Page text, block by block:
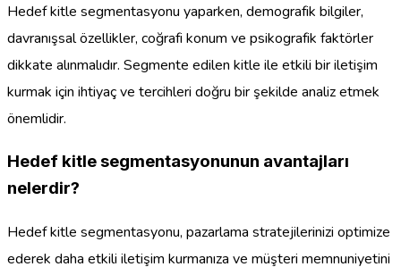
Hedef kitle segmentasyonu yaparken, demografik bilgiler,
davranışsal özellikler, coğrafi konum ve psikografik faktörler
dikkate alınmalıdır. Segmente edilen kitle ile etkili bir iletişim
kurmak için ihtiyaç ve tercihleri doğru bir şekilde analiz etmek
önemlidir.
Hedef kitle segmentasyonunun avantajları
nelerdir?
Hedef kitle segmentasyonu, pazarlama stratejilerinizi optimize
ederek daha etkili iletişim kurmanıza ve müşteri memnuniyetini